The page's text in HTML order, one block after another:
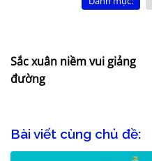
Sắc xuân niềm vui giảng
đường
Bài viết cùng chủ đề: